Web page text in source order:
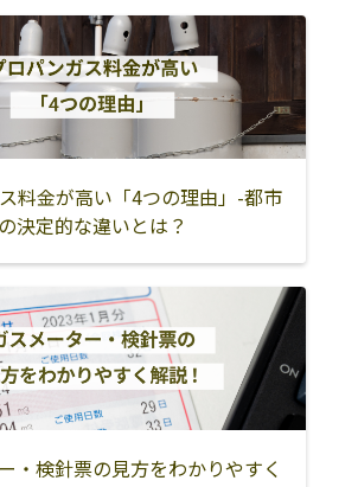
羽咋郡宝達志水
町
羽咋郡志賀町
輪島市
珠洲市
料金が高い「4つの理由」-都市
決定的な違いとは？
・検針票の見方をわかりやすく